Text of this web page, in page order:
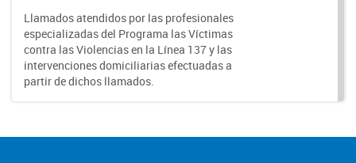
Llamados atendidos por las profesionales
especializadas del Programa las Víctimas
contra las Violencias en la Línea 137 y las
intervenciones domiciliarias efectuadas a
partir de dichos llamados.